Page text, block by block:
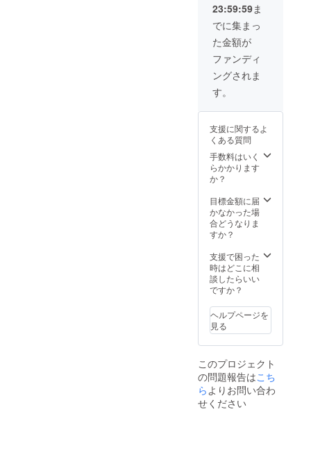
いたしま
す。
23:59:59ま
でに集まっ
た金額が
ファンディ
ングされま
す。
支援に関するよ
くある質問
手数料はいく
らかかります
か？
目標金額に届
かなかった場
合どうなりま
すか？
支援で困った
時はどこに相
談したらいい
ですか？
ヘルプページを
見る
このプロジェクト
の問題報告はこち
らよりお問い合わ
せください